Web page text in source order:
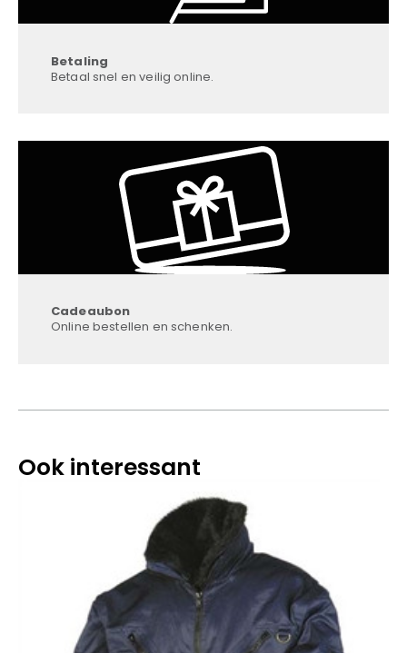
Betaling
Betaal snel en veilig online.
Cadeaubon
Online bestellen en schenken.
Ook interessant